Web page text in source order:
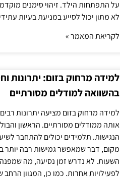
על התפתחות הילד. זיהוי סימנים
לא מתון יכול לסייע במניעת בעיות
לקריאת המאמר »
למידה מרחוק בזום: יתרונות
בהשוואה למודלים מסורתיים
למידה מרחוק בזום מציעה יתרונות
אותה ממודלים מסורתיים. הראשון
הנגישות. תלמידים יכולים להתחבר
מקום, דבר שמאפשר גמישות רבה יותר
השעות. לא נדרש זמן נסיעה, מה שמפנה
לפעילויות אחרות. כמו כן, המגוון הרחב